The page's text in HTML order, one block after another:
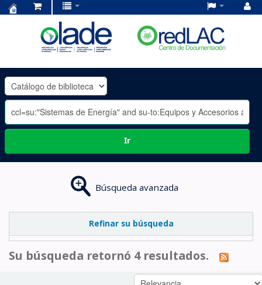
OLADE
-
Ir
Búsqueda avanzada
Refinar su búsqueda
Su búsqueda retornó 4 resultados.